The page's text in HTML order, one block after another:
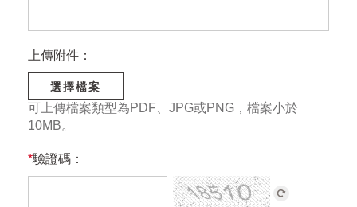
上傳附件：
選擇檔案
可上傳檔案類型為PDF、JPG或PNG，檔案小於
10MB。
*驗證碼：